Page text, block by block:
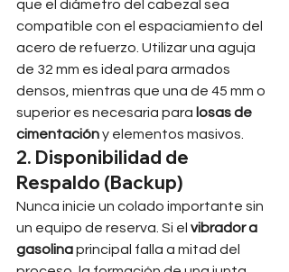
que el diámetro del cabezal sea
compatible con el espaciamiento del
acero de refuerzo. Utilizar una aguja
de 32 mm es ideal para armados
densos, mientras que una de 45 mm o
superior es necesaria para losas de
cimentación y elementos masivos.
2. Disponibilidad de
Respaldo (Backup)
Nunca inicie un colado importante sin
un equipo de reserva. Si el vibrador a
gasolina principal falla a mitad del